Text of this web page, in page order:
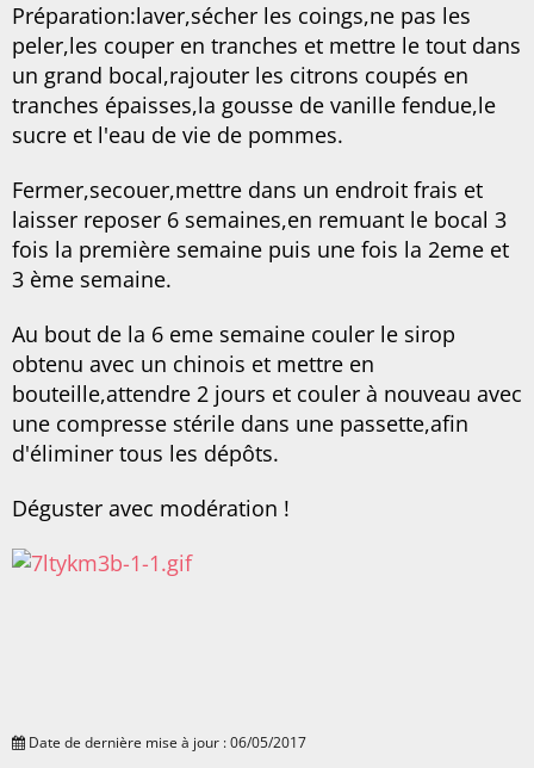
Préparation:laver,sécher les coings,ne pas les
peler,les couper en tranches et mettre le tout dans
un grand bocal,rajouter les citrons coupés en
tranches épaisses,la gousse de vanille fendue,le
sucre et l'eau de vie de pommes.
Fermer,secouer,mettre dans un endroit frais et
laisser reposer 6 semaines,en remuant le bocal 3
fois la première semaine puis une fois la 2eme et
3 ème semaine.
Au bout de la 6 eme semaine couler le sirop
obtenu avec un chinois et mettre en
bouteille,attendre 2 jours et couler à nouveau avec
une compresse stérile dans une passette,afin
d'éliminer tous les dépôts.
Déguster avec modération !
Date de dernière mise à jour : 06/05/2017